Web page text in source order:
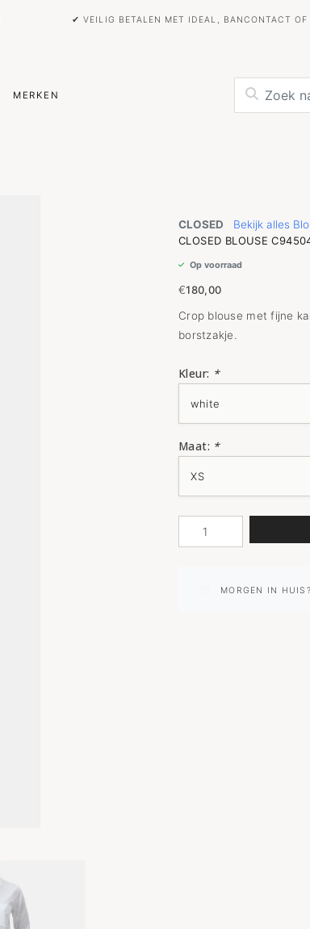
✔ VEILIG BETALEN MET IDEAL, BANCONTACT OF
MERKEN
CLOSED
Bekijk alles
CLOSED BLOUSE
Op voorraad
€180,00
Crop blouse met fijne
borstzakje.
Kleur: *
Maat: *
MORGEN IN